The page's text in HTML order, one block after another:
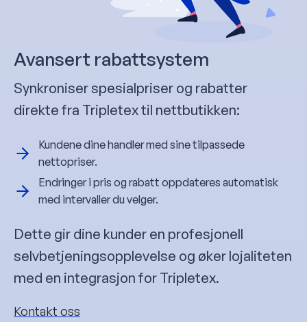
Avansert rabattsystem
Synkroniser spesialpriser og rabatter
direkte fra Tripletex til nettbutikken:
Kundene dine handler med sine tilpassede
nettopriser.
Endringer i pris og rabatt oppdateres automatisk
med intervaller du velger.
Dette gir dine kunder en profesjonell
selvbetjeningsopplevelse og øker lojaliteten
med en integrasjon for Tripletex.
Kontakt oss